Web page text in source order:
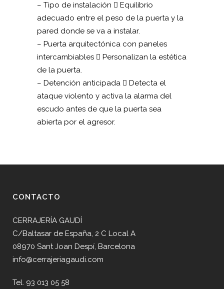
– Tipo de instalación  Equilibrio
adecuado entre el peso de la puerta y la
pared donde se va a instalar.
– Puerta arquitectónica con paneles
intercambiables  Personalizan la estética
de la puerta.
– Detención anticipada  Detecta el
ataque violento y activa la alarma del
escudo antes de que la puerta sea
abierta por el agresor.
CONTACTO
CERRAJERÍA GAUDÍ
C/Baltasar de España, 2 C Local A
08970 Sant Joan Despí, Barcelona
info@cerrajeriagaudi.com
Tel. 93 013 05 58